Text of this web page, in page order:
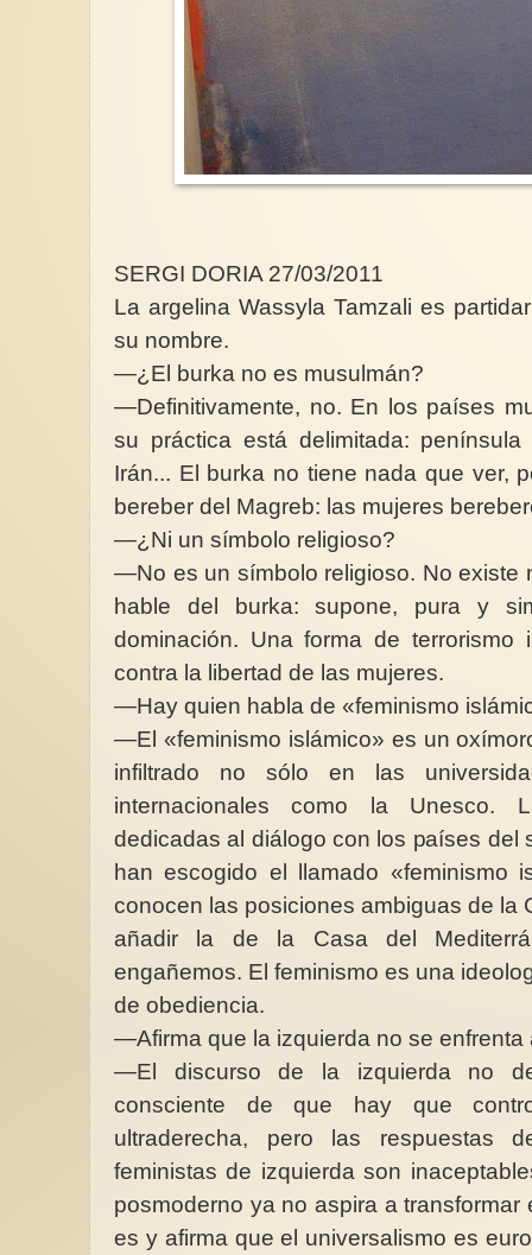
SERGI DORIA 27/03/2011
La argelina Wassyla Tamzali es
su nombre.
—¿El burka no es musulmán?
—Definitivamente, no. En los países
su práctica está delimitada:
Irán... El burka no tiene nada que ver,
bereber del Magreb: las mujeres
—¿Ni un símbolo religioso?
—No es un símbolo religioso. No existe
hable del burka: supone, pura y
dominación. Una forma de terrorismo
contra la libertad de las mujeres.
—Hay quien habla de «feminismo
—El «feminismo islámico» es un
infiltrado no sólo en las
internacionales como la Unesco.
dedicadas al diálogo con los países del
han escogido el llamado «feminismo
conocen las posiciones ambiguas de la
añadir la de la Casa del
engañemos. El feminismo es una
de obediencia.
—Afirma que la izquierda no se enfrenta
—El discurso de la izquierda no
consciente de que hay que
ultraderecha, pero las respuestas
feministas de izquierda son
posmoderno ya no aspira a
es y afirma que el universalismo es
Penosa situación de
machista
En el años 2024 La
Federal de Policía
Alemania (BKA)